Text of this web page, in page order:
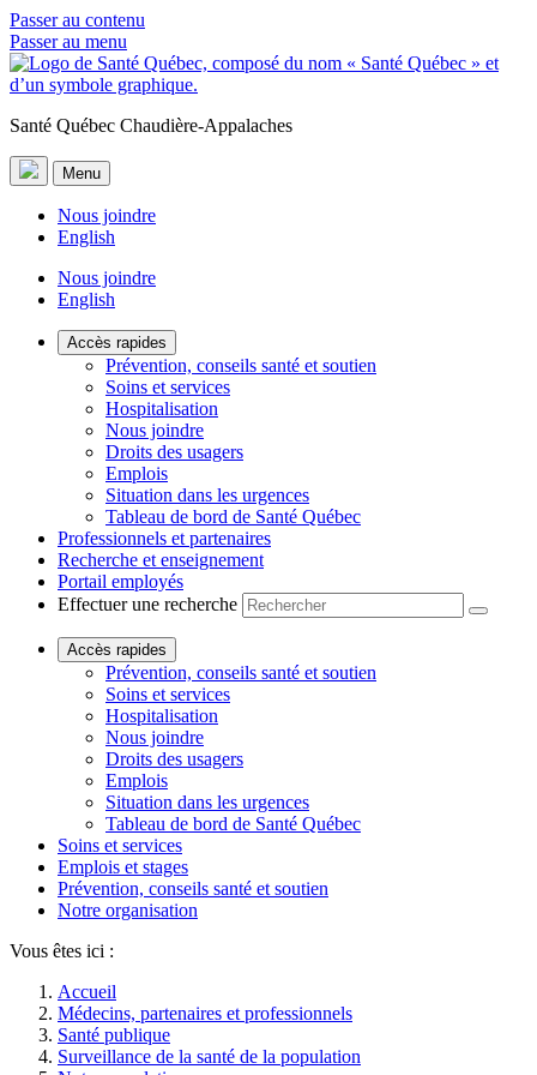
Passer au contenu
Passer au menu
Santé Québec Chaudière-Appalaches
Menu
Nous joindre
English
Nous joindre
English
Accès rapides
Prévention, conseils santé et soutien
Soins et services
Hospitalisation
Nous joindre
Droits des usagers
Emplois
Situation dans les urgences
Tableau de bord de Santé Québec
Professionnels et partenaires
Recherche et enseignement
Portail employés
Effectuer une recherche
Accès rapides
Prévention, conseils santé et soutien
Soins et services
Hospitalisation
Nous joindre
Droits des usagers
Emplois
Situation dans les urgences
Tableau de bord de Santé Québec
Soins et services
Emplois et stages
Prévention, conseils santé et soutien
Notre organisation
Vous êtes ici :
Accueil
Médecins, partenaires et professionnels
Santé publique
Surveillance de la santé de la population